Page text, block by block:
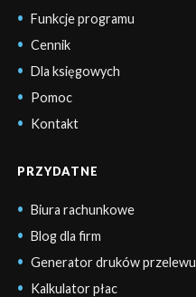
Funkcje programu
Cennik
Dla księgowych
Pomoc
Kontakt
PRZYDATNE
Biura rachunkowe
Blog dla firm
Generator druków przelewu
Kalkulator płac